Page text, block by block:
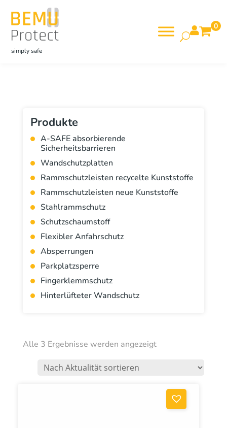
simply safe
 0
Alle 3 Ergebnisse werden angezeigtNach
Produkte
A-SAFE absorbierende
Sicherheitsbarrieren
Wandschutzplatten
Rammschutzleisten recycelte Kunststoffe
Rammschutzleisten neue Kunststoffe
Stahlrammschutz
Schutzschaumstoff
Flexibler Anfahrschutz
Absperrungen
Parkplatzsperre
Fingerklemmschutz
Hinterlüfteter Wandschutz